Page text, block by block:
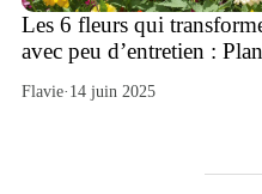
Les 6 fleurs qui
avec peu d’entretien :
Flavie· 14 juin 2025